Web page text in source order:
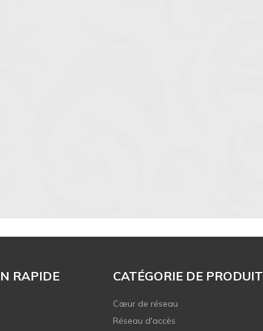
RAPIDE CATÉGORIE DE PRODUIT
Cœur de réseau
Réseau d'accès